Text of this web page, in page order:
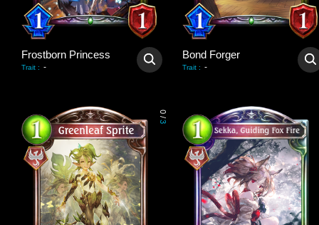
Frostborn Princess
Trait : -
Bond Forger
Trait : -
0
/
3